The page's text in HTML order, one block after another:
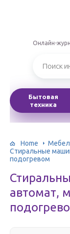
Онлайн-
Бытовая
техника
Home
Стиральные
подогревом
автомат,